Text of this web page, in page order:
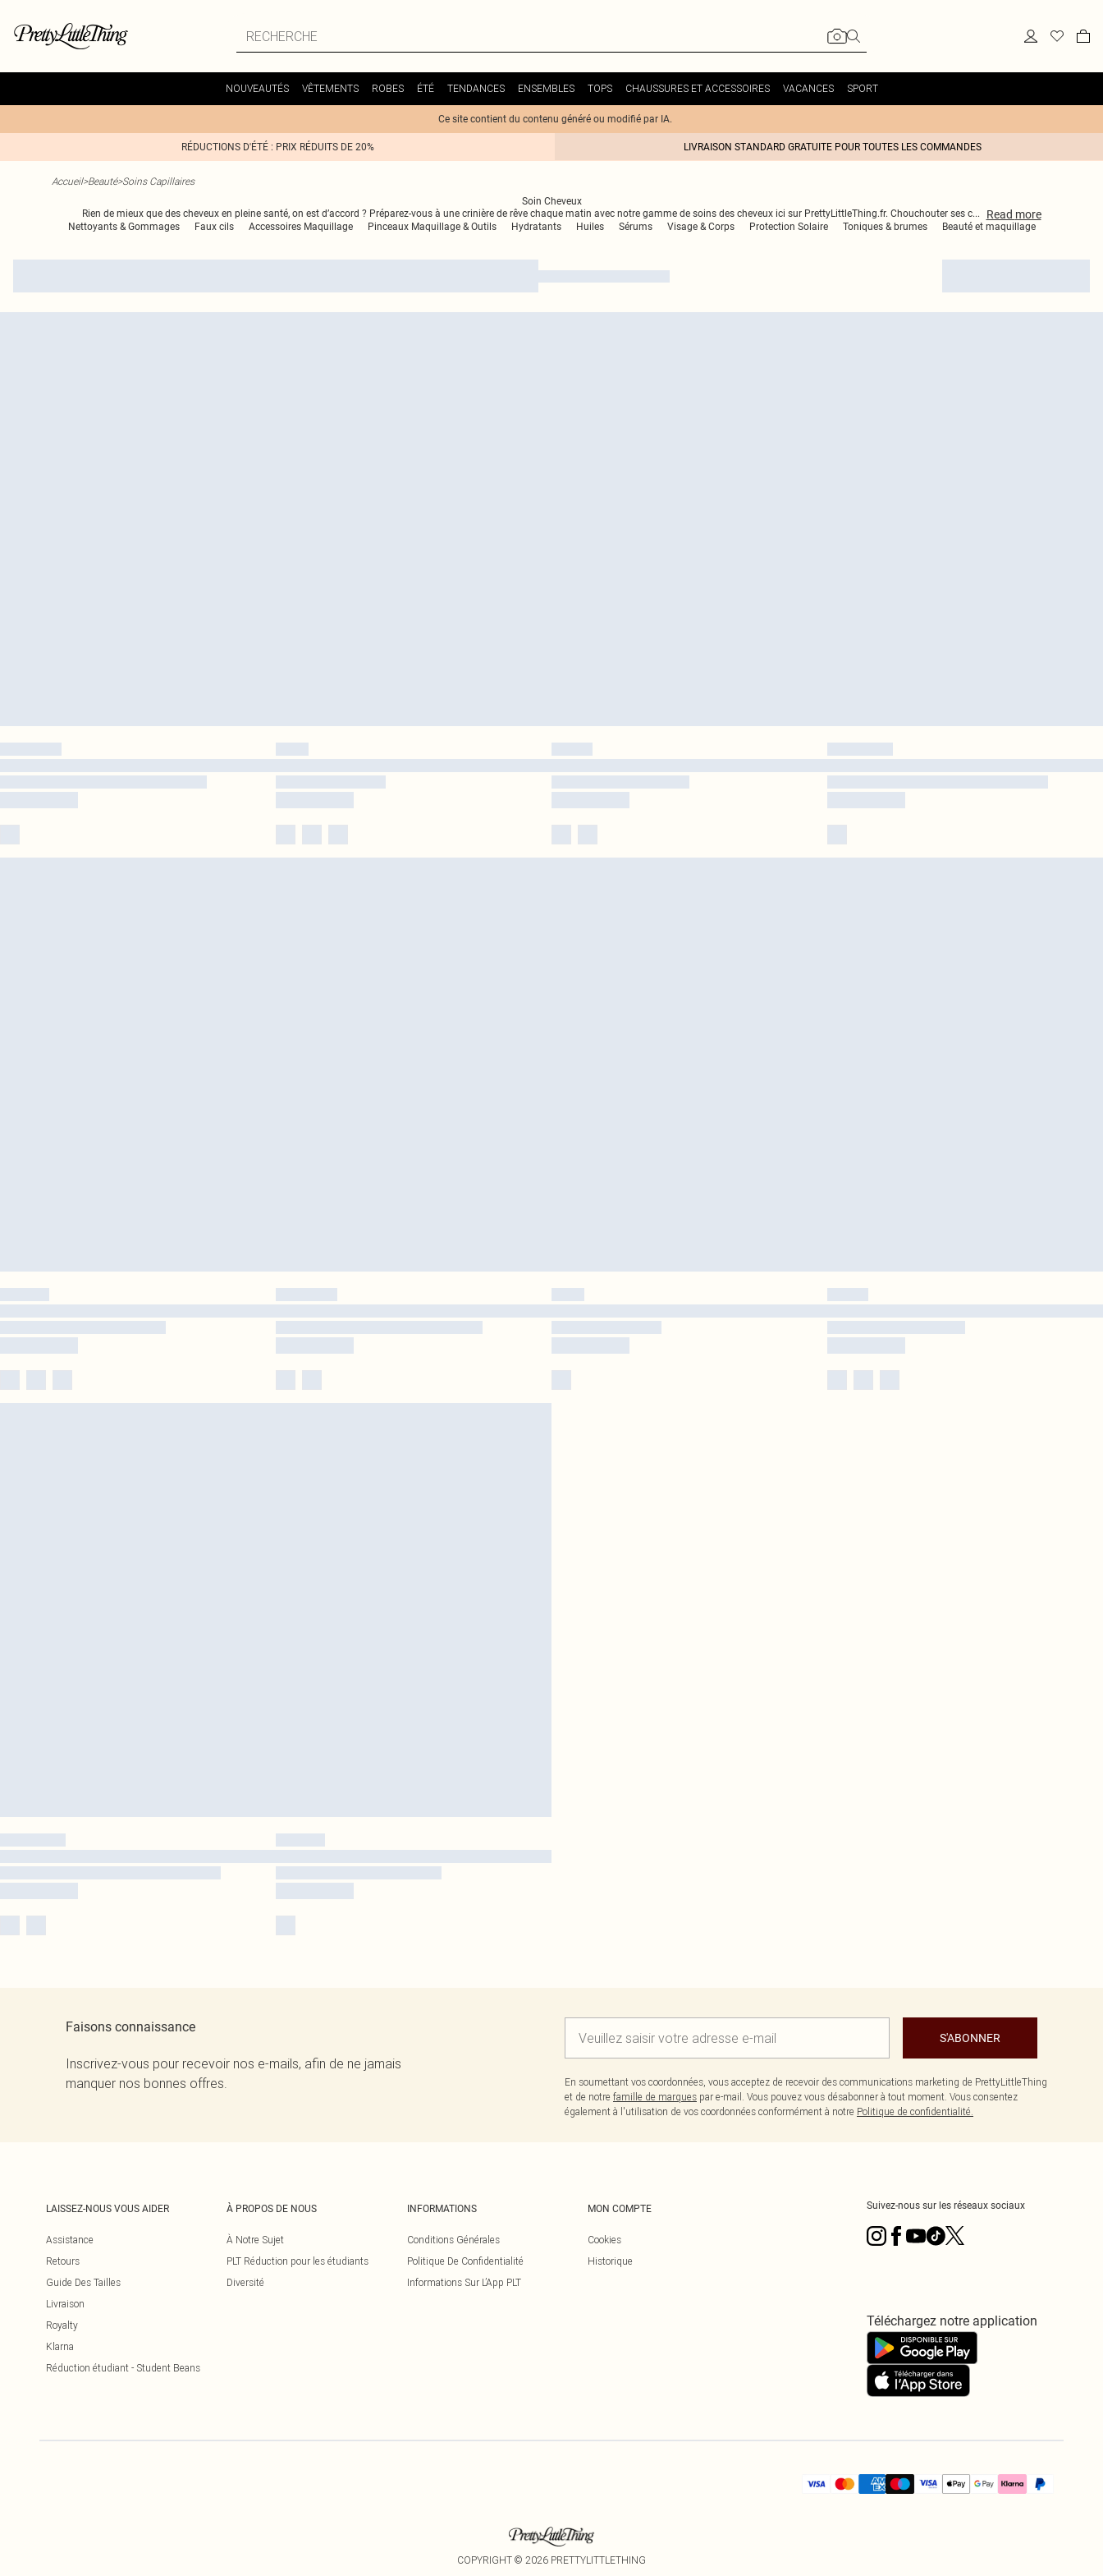
NOUVEAUTÉS VÊTEMENTS ROBES ÉTÉ TENDANCES ENSEMBLES TOPS CHAUSSURES ET ACCESSOIRES VACANCES SPORT
Ce site contient du contenu généré ou modifié par IA.
RÉDUCTIONS D'ÉTÉ : PRIX RÉDUITS DE 20% LIVRAISON STANDARD GRATUITE POUR TOUTES LES COMMANDES
Accueil>Beauté>Soins Capillaires
Soin Cheveux
Rien de mieux que des cheveux en pleine santé, on est d’accord ? Préparez-vous à une crinière de rêve chaque matin avec notre gamme de soins des cheveux ici sur PrettyLittleThing.fr. Chouchouter ses c... Read more
Nettoyants & Gommages Faux cils Accessoires Maquillage Pinceaux Maquillage & Outils Hydratants Huiles Sérums Visage & Corps Protection Solaire Toniques & brumes Beauté et maquillage
Faisons connaissance
Inscrivez-vous pour recevoir nos e-mails, afin de ne jamais
manquer nos bonnes offres.
S'ABONNER
En soumettant vos coordonnées, vous acceptez de recevoir des communications marketing de PrettyLittleThing
et de notre famille de marques par e-mail. Vous pouvez vous désabonner à tout moment. Vous consentez
également à l'utilisation de vos coordonnées conformément à notre Politique de confidentialité.
LAISSEZ-NOUS VOUS AIDER
Assistance
Retours
Guide Des Tailles
Livraison
Royalty
Klarna
Réduction étudiant - Student Beans
À PROPOS DE NOUS
À Notre Sujet
PLT Réduction pour les étudiants
Diversité
INFORMATIONS
Conditions Générales
Politique De Confidentialité
Informations Sur L’App PLT
MON COMPTE
Cookies
Historique
Suivez-nous sur les réseaux sociaux
Téléchargez notre application
COPYRIGHT © 2026 PRETTYLITTLETHING